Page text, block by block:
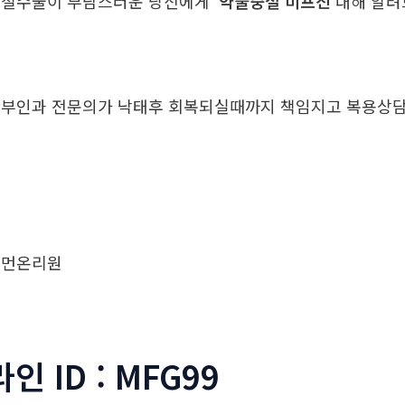
인과 전문의가 낙태후 회복되실때까지 책임지고 복용상
온리원
인 ID : MFG99